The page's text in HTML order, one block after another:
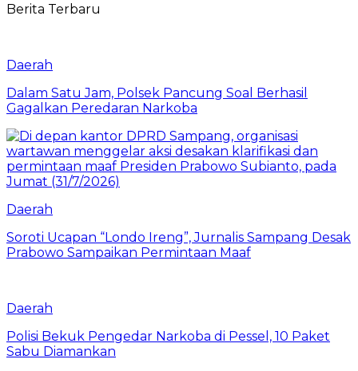
Berita Terbaru
Daerah
Dalam Satu Jam, Polsek Pancung Soal Berhasil
Gagalkan Peredaran Narkoba
Daerah
Soroti Ucapan “Londo Ireng”, Jurnalis Sampang Desak
Prabowo Sampaikan Permintaan Maaf
Daerah
Polisi Bekuk Pengedar Narkoba di Pessel, 10 Paket
Sabu Diamankan